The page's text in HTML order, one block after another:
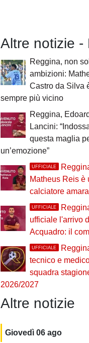
Altre notizie -
Reggina, non
ambizioni:
Castro da Silva
sempre più vicino
Reggina,
Lancini:
questa maglia
un’emozione”
UFFICIALE
Matheus Reis è
calciatore
UFFICIALE
ufficiale l'arrivo
Acquadro: il
UFFICIALE
tecnico e
squadra
2026/2027
Altre notizie
Giovedì 06 ago